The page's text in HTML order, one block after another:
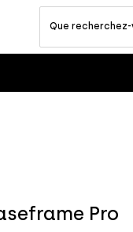
Que recherchez-
Pro